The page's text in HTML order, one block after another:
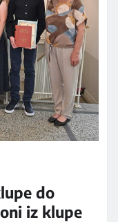
do
iz klupe